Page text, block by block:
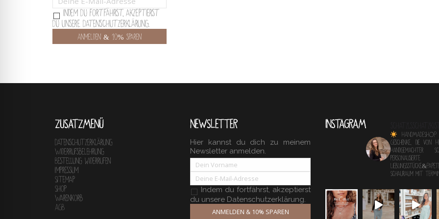
Indem Du fortfährst, akzeptierst
Du unsere Datenschutzerklärung.
ZUSATZMENÜ
Datenschutzerklärung
Widerrufsbelehrung
Bestellung widerrufen
Impressum
Sitemap
Shop
Warenkorb
AGB
NEWSLETTER
Hier kannst du dich zu meinem
Newsletter anmelden.
Indem du fortfährst, akzeptierst
du unsere Datenschutzerklärung.
ANMELDEN & 10% SPAREN
INSTAGRAM
Geschenke, die von
Handgemachter
personalisierte
Schauraum mit